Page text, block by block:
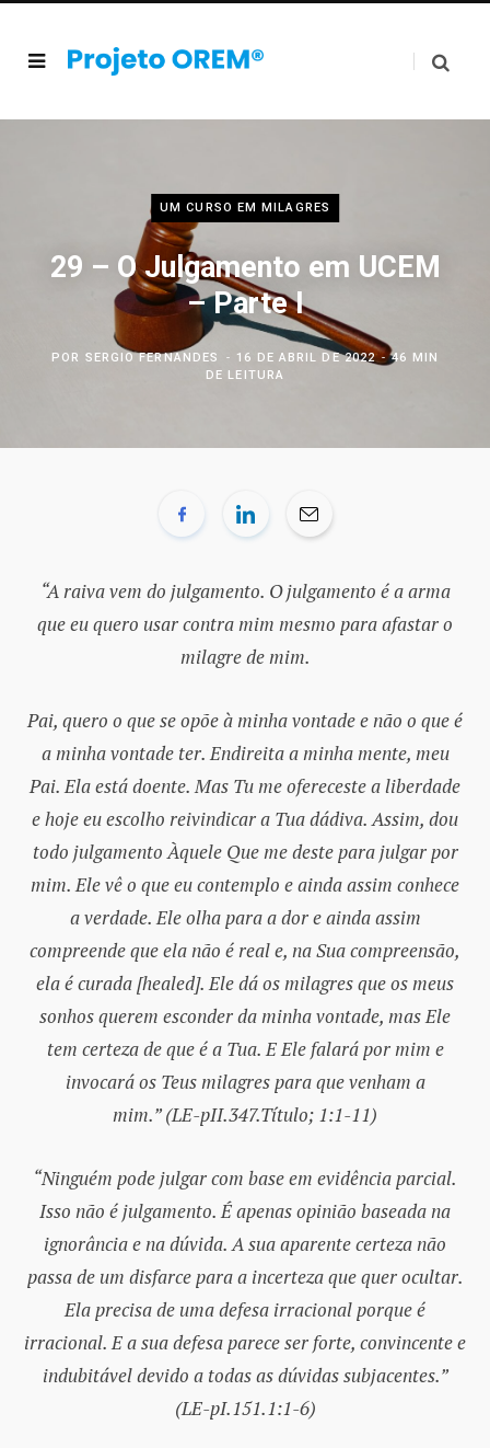
UM CURSO EM MILAGRES
29 – O Julgamento em UCEM
– Parte I
POR SERGIO FERNANDES 16 DE ABRIL DE 2022
46 MIN
DE LEITURA
“A raiva vem do julgamento. O julgamento é a arma
que eu quero usar contra mim mesmo para afastar o
milagre de mim.
Pai, quero o que se opõe à minha vontade e não o que é
a minha vontade ter. Endireita a minha mente, meu
Pai. Ela está doente. Mas Tu me ofereceste a liberdade
e hoje eu escolho reivindicar a Tua dádiva. Assim, dou
todo julgamento Àquele Que me deste para julgar por
mim. Ele vê o que eu contemplo e ainda assim conhece
a verdade. Ele olha para a dor e ainda assim
compreende que ela não é real e, na Sua compreensão,
ela é curada [healed]. Ele dá os milagres que os meus
sonhos querem esconder da minha vontade, mas Ele
tem certeza de que é a Tua. E Ele falará por mim e
invocará os Teus milagres para que venham a
mim.” (LE-pII.347.Título; 1:1-11)
“Ninguém pode julgar com base em evidência parcial.
Isso não é julgamento. É apenas opinião baseada na
ignorância e na dúvida. A sua aparente certeza não
passa de um disfarce para a incerteza que quer ocultar.
Ela precisa de uma defesa irracional porque é
irracional. E a sua defesa parece ser forte, convincente e
indubitável devido a todas as dúvidas subjacentes.”
(LE-pI.151.1:1-6)